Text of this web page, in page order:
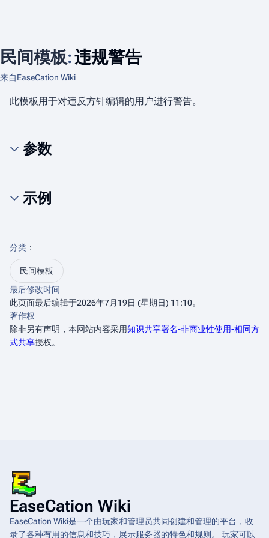
民间模板:违规警告
来自EaseCation Wiki
此模板用于对违反方针编辑的用户进行警告。
参数
示例
分类 ：​
民间模板
最后修改时间
此页面最后编辑于2026年7月19日 (星期日) 11:10。
著作权
除非另有声明，本网站内容采用知识共享署名-非商业性使用-相同方
式共享授权。
EaseCation Wiki
EaseCation Wiki是一个由玩家和管理员共同创建和管理的平台，收
录了各种有用的信息和技巧，展示服务器的特色和规则。 玩家可以